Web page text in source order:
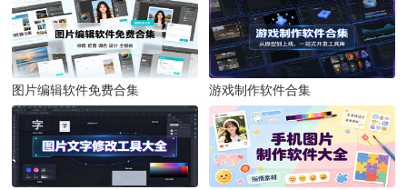
图片编辑软件免费合集 游戏制作软件合集